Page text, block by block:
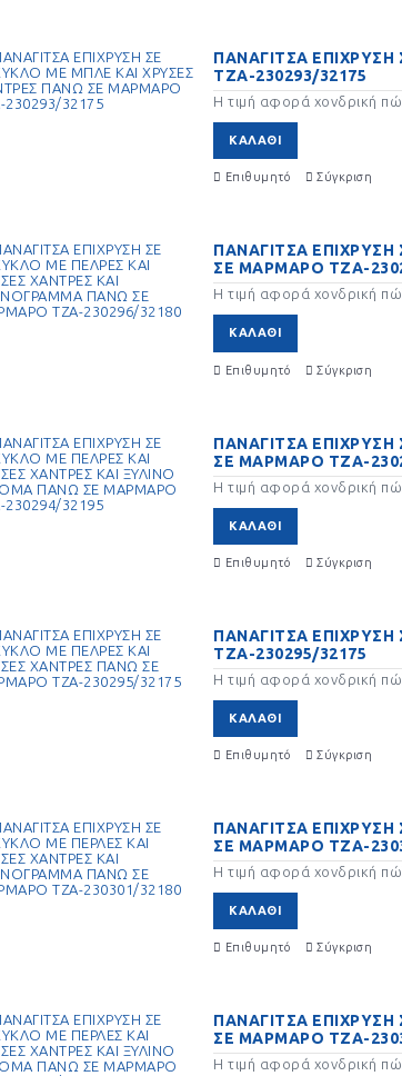
ΠΑΝΑΓΙΤΣΑ
ΤΖΑ-230293/32175
Η τιμή αφορά χονδρική
ΚΑΛΆΘΙ
Επιθυμητό Σύγκριση
ΠΑΝΑΓΙΤΣΑ
ΣΕ ΜΑΡΜΑΡΟ ΤΖΑ-
Η τιμή αφορά χονδρική
ΚΑΛΆΘΙ
Επιθυμητό Σύγκριση
ΠΑΝΑΓΙΤΣΑ
ΣΕ ΜΑΡΜΑΡΟ ΤΖΑ-
Η τιμή αφορά χονδρική
ΚΑΛΆΘΙ
Επιθυμητό Σύγκριση
ΠΑΝΑΓΙΤΣΑ
ΤΖΑ-230295/32175
Η τιμή αφορά χονδρική
ΚΑΛΆΘΙ
Επιθυμητό Σύγκριση
ΠΑΝΑΓΙΤΣΑ
ΣΕ ΜΑΡΜΑΡΟ ΤΖΑ-
Η τιμή αφορά χονδρική
ΚΑΛΆΘΙ
Επιθυμητό Σύγκριση
ΠΑΝΑΓΙΤΣΑ
ΣΕ ΜΑΡΜΑΡΟ ΤΖΑ-
Η τιμή αφορά χονδρική